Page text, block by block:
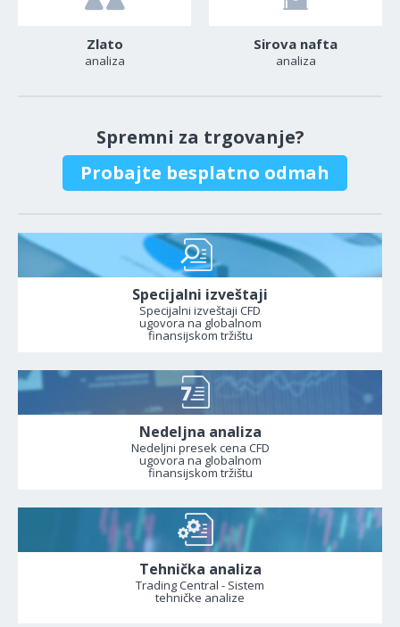
Zlato
analiza
Sirova nafta
analiza
Spremni za trgovanje?
Probajte besplatno odmah
Specijalni izveštaji
Specijalni izveštaji CFD
ugovora na globalnom
finansijskom tržištu
Nedeljna analiza
Nedeljni presek cena CFD
ugovora na globalnom
finansijskom tržištu
Tehnička analiza
Trading Central - Sistem
tehničke analize